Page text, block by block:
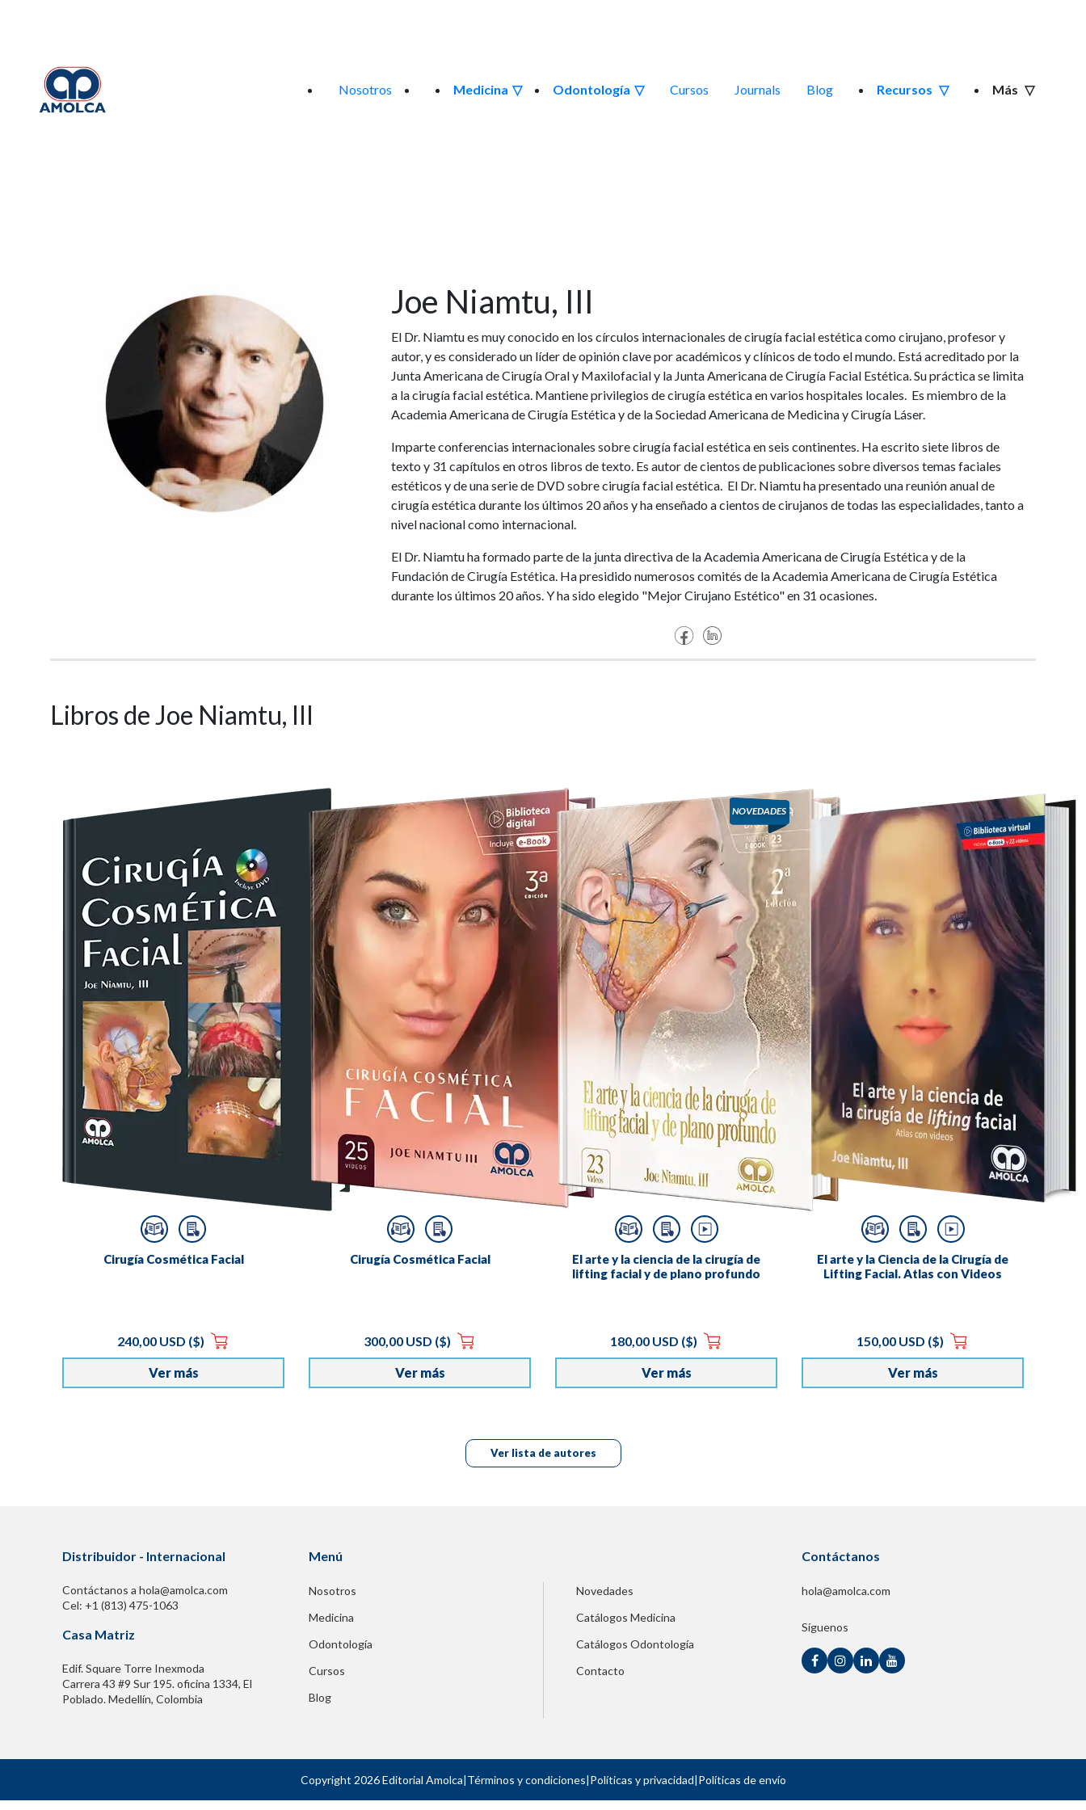
Nosotros Medicina Odontología Cursos Journals Blog Recursos Más
Joe Niamtu, III
El Dr. Niamtu es muy conocido en los círculos internacionales de cirugía facial estética como cirujano, profesor y
autor, y es considerado un líder de opinión clave por académicos y clínicos de todo el mundo. Está acreditado por la
Junta Americana de Cirugía Oral y Maxilofacial y la Junta Americana de Cirugía Facial Estética. Su práctica se limita
a la cirugía facial estética. Mantiene privilegios de cirugía estética en varios hospitales locales. Es miembro de la
Academia Americana de Cirugía Estética y de la Sociedad Americana de Medicina y Cirugía Láser.
Imparte conferencias internacionales sobre cirugía facial estética en seis continentes. Ha escrito siete libros de
texto y 31 capítulos en otros libros de texto. Es autor de cientos de publicaciones sobre diversos temas faciales
estéticos y de una serie de DVD sobre cirugía facial estética. El Dr. Niamtu ha presentado una reunión anual de
cirugía estética durante los últimos 20 años y ha enseñado a cientos de cirujanos de todas las especialidades, tanto a
nivel nacional como internacional.
El Dr. Niamtu ha formado parte de la junta directiva de la Academia Americana de Cirugía Estética y de la
Fundación de Cirugía Estética. Ha presidido numerosos comités de la Academia Americana de Cirugía Estética
durante los últimos 20 años.Y ha sido elegido "Mejor Cirujano Estético" en 31 ocasiones.
Libros de Joe Niamtu, III
Cirugía Cosmética Facial
240,00 USD ($)
Ver más
Cirugía Cosmética Facial
300,00 USD ($)
Ver más
El arte y la ciencia de la cirugía de
lifting facial y de plano profundo
180,00 USD ($)
Ver más
El arte y la Ciencia de la Cirugía de
Lifting Facial. Atlas con Videos
150,00 USD ($)
Ver más
Ver lista de autores
Distribuidor - Internacional
Contáctanos a hola@amolca.com
Cel: +1 (813) 475-1063
Casa Matriz
Edif. Square Torre Inexmoda
Carrera 43 #9 Sur 195. oficina 1334, El
Poblado. Medellín, Colombia
Menú
Nosotros
Medicina
Odontología
Cursos
Blog
Novedades
Catálogos Medicina
Catálogos Odontología
Contacto
Contáctanos
hola@amolca.com
Síguenos
Copyright 2026 Editorial Amolca|Términos y condiciones|Políticas y privacidad|Políticas de envío